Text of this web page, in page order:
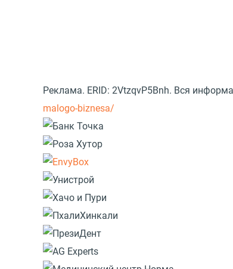
Реклама. ERID: 2VtzqvP5Bnh. Вся
malogo-biznesa/